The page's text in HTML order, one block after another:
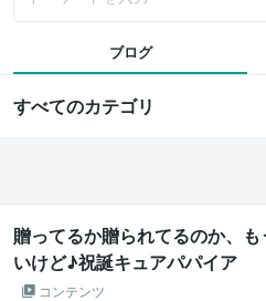
ブログ
すべてのカテゴリ
贈ってるか贈られてるのか、
いけど♪祝誕キュアパパイア
コンテンツ